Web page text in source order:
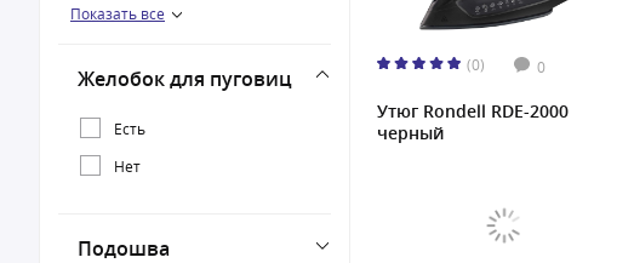
2900 Вт
Показать все
Желобок для пуговиц
Есть
Нет
Подошва
(0) 0
Утюг Rondell RDE-2000
черный